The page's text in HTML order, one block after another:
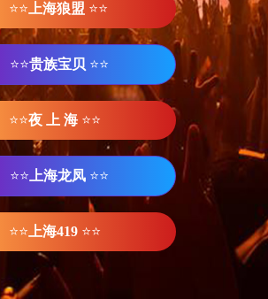
⭐⭐ 上海狼盟 ⭐⭐
⭐⭐贵族宝贝 ⭐⭐
⭐⭐夜 上 海 ⭐⭐
⭐⭐ 上海龙凤 ⭐⭐
⭐⭐ 上海419 ⭐⭐